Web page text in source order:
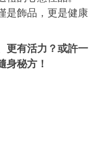
是飾品，更是健康
更有活力？或許一
身秘方！